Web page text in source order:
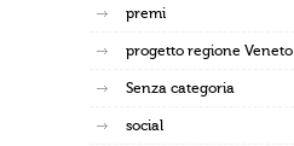
premi
progetto regione Veneto
Senza categoria
social